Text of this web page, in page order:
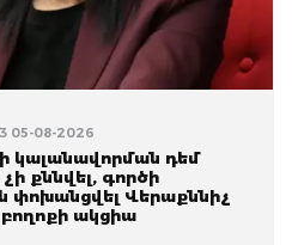
05-08-2026
կալանավորման դեմ
քննվել, գործի
փոխանցվել Վերաքննիչ
ակցիա